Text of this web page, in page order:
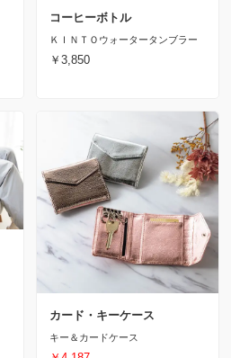
コーヒーボトル
ＫＩＮＴＯウォータータンブラー
￥3,850
カード・キーケース
キー＆カードケース